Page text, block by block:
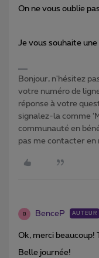
On ne vous oublie
Je vous souhaite
Bonjour, n'hésitez
votre numéro de
réponse à votre
signalez-la comme
communauté en
pas me contacter en
B BenceP AUTEUR
Ok, merci beaucoup!
Belle journée!